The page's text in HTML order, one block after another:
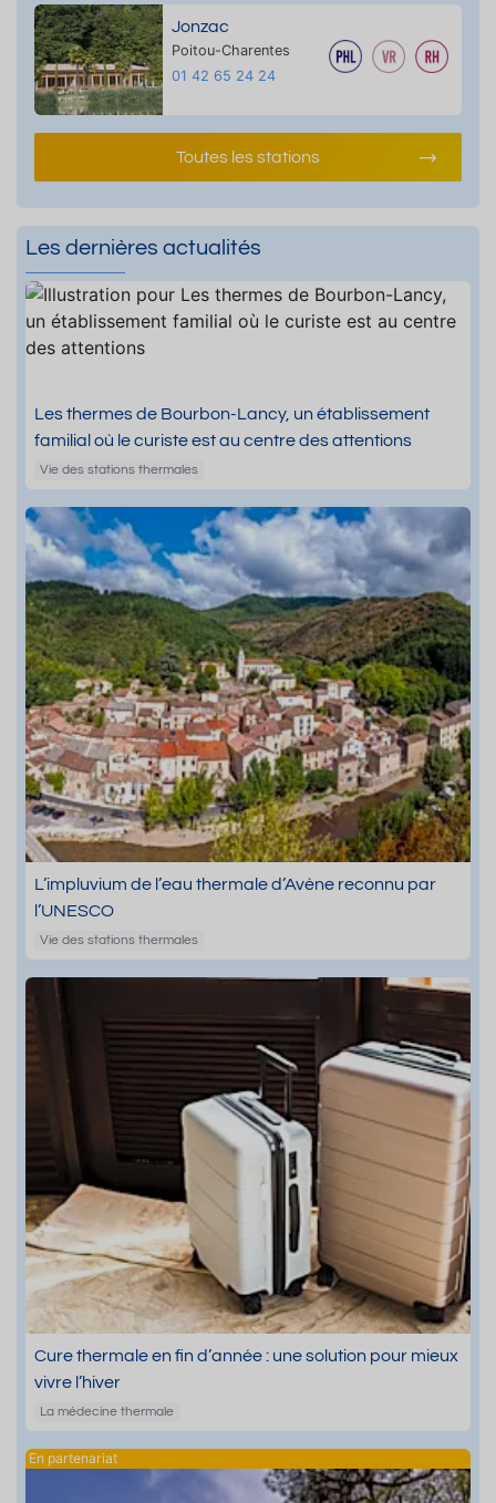
Jonzac
Poitou-Charentes
01 42 65 24 24
Toutes les stations
Les dernières actualités
Les thermes de Bourbon-Lancy, un établissement
familial où le curiste est au centre des attentions
Vie des stations thermales
L’impluvium de l’eau thermale d’Avène reconnu par
l’UNESCO
Vie des stations thermales
Cure thermale en fin d’année : une solution pour mieux
vivre l’hiver
La médecine thermale